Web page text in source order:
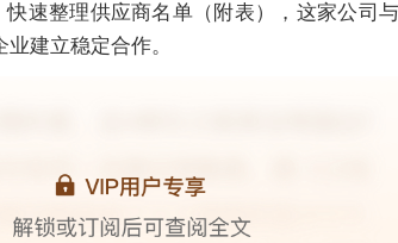
快速整理供应商名单（附表），这家公司与
建立稳定合作。